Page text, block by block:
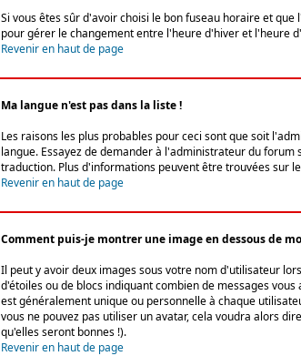
Si vous êtes sûr d'avoir choisi le bon fuseau horaire et
pour gérer le changement entre l'heure d'hiver et l'heure
Revenir en haut de page
Ma langue n'est pas dans la liste !
Les raisons les plus probables pour ceci sont que soit
langue. Essayez de demander à l'administrateur du
traduction. Plus d'informations peuvent être trouvées sur
Revenir en haut de page
Comment puis-je montrer une image en dessous de
Il peut y avoir deux images sous votre nom d'utilisateur
d'étoiles ou de blocs indiquant combien de messages
est généralement unique ou personnelle à chaque
vous ne pouvez pas utiliser un avatar, cela voudra alors
qu'elles seront bonnes !).
Revenir en haut de page